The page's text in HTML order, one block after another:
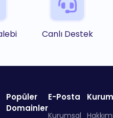
Canlı Destek
Popüler
Domainler
E-Posta
Kurumsal